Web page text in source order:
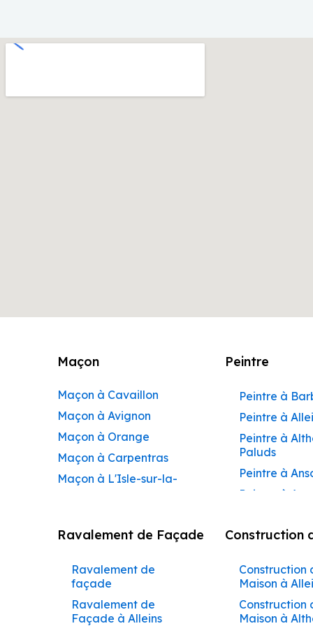
Maçon
Maçon à Cavaillon
Maçon à Avignon
Maçon à Orange
Maçon à Carpentras
Maçon à L'Isle-sur-la-
Maçon à Pertuis
Maçon à Le Pontet
Maçon à Vaison-la-
Romaine
Peintre
Peintre à
Peintre à
Peintre à
Paluds
Peintre à
Peintre à Apt
Peintre à
Peintre à
Peintre à
de-Pertuis
Ravalement de Façade
Ravalement de
façade
Ravalement de
Façade à Alleins
Construction
Construction
Maison à
Construction
Maison à